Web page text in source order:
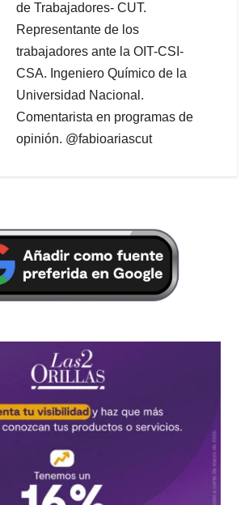
de Trabajadores- CUT.
Representante de los
trabajadores ante la OIT-CSI-
CSA. Ingeniero Químico de la
Universidad Nacional.
Comentarista en programas de
opinión. @fabioariascut